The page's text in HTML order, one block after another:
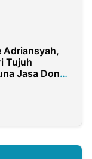
Adriansyah,
Tujuh
Jasa Don